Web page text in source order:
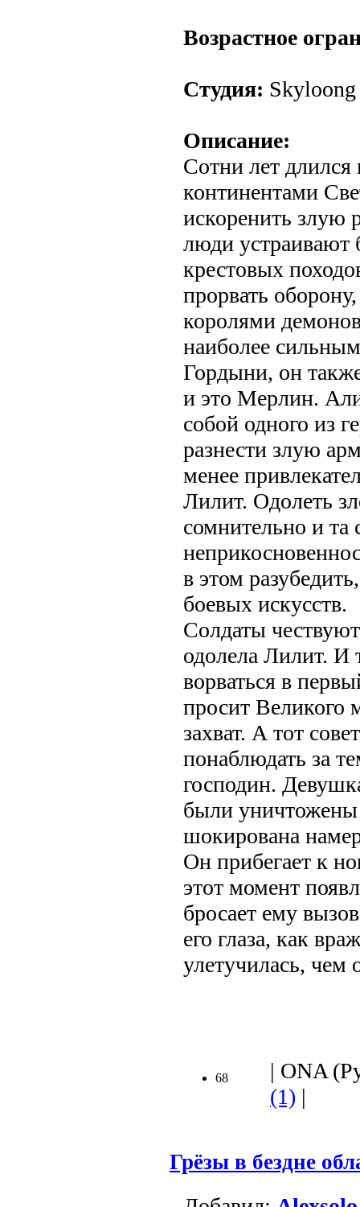
Возрастное
Студия: Skyloong
Описание:
Сотни лет
континентами
искоренить злую
люди устраивают
крестовых
прорвать
королями
наиболее
Гордыни, он
и это Мерлин.
собой одного из
разнести злую
менее
Лилит. Одолеть
сомнительно и та
в этом
боевых искусств.
Солдаты
одолела Лилит. И
ворваться в
просит Великого
захват. А тот
понаблюдать за
господин.
были
шокирована
Он прибегает к
этот момент
бросает ему
его глаза, как
улетучилась, чем
68
| ONA
(1) |
Грёзы в бездне